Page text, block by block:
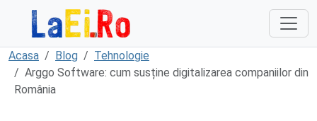
Sari la continut
Acasa Blog
Tehnologie
Arggo Software: cum susține digitalizarea companiilor din
România